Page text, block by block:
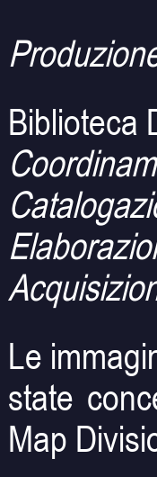
Biblioteca
Le
state
Map